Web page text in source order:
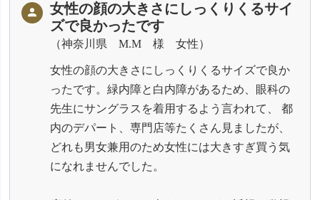
女性の顔の大きさにしっくりくるサイ
ズで良かったです
神奈川県 M.M 様 女性
女性の顔の大きさにしっくりくるサイズで良か
ったです。緑内障と白内障があるため、眼科の
先生にサングラスを着用するよう言われて、 都
内のデパート、専門店等たくさん見ましたが、
どれも男女兼用のため女性には大きすぎ買う気
になれませんでした。